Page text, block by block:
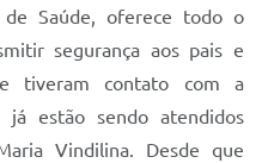
Saúde, oferece todo o
segurança aos pais e
tiveram contato com a
estão sendo atendidos
Vindilina. Desde que